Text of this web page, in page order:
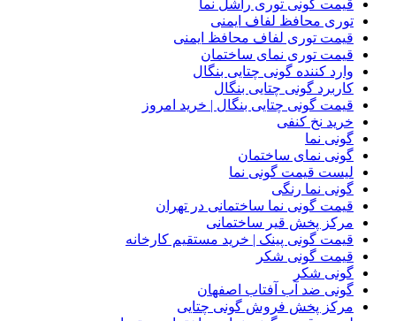
قیمت گونی توری راشل نما
توری محافظ لفاف ایمنی
قیمت توری لفاف محافظ ایمنی
قیمت توری نمای ساختمان
وارد کننده گونی چتایی بنگال
کاربرد گونی چتایی بنگال
قیمت گونی چتایی بنگال | خرید امروز
خرید نخ کنفی
گونی نما
گونی نمای ساختمان
لیست قیمت گونی نما
گونی نما رنگی
قیمت گونی نما ساختمانی در تهران
مرکز پخش قیر ساختمانی
قیمت گونی پینک | خرید مستقیم کارخانه
قیمت گونی شکر
گونی شکر
گونی ضد آب آفتاب اصفهان
مرکز پخش فروش گونی چتایی